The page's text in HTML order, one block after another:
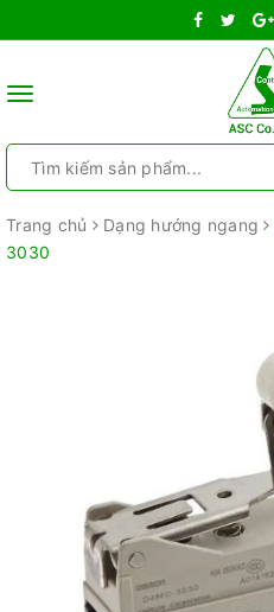
Toggle
Trang chủ Dạng hướng ngang
3030